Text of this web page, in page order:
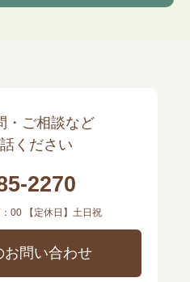
・ご相談など
ください
2270
00 【定休日】土日祝
お問い合わせ